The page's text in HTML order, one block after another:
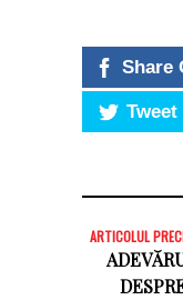
Share
Tweet
ARTICOLUL